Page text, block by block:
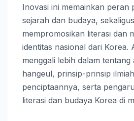
Inovasi ini memainkan peran
sejarah dan budaya,
mempromosikan literasi dan
identitas nasional dari Korea.
menggali lebih dalam tentang
hangeul, prinsip-prinsip
penciptaannya, serta
literasi dan budaya Korea di